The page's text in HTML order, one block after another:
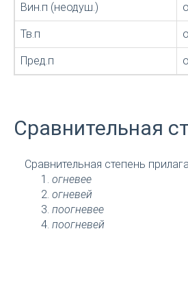
Вин.п (неодуш.)
Тв.п
Пред.п
Сравнительная
Сравнительная степень
огневее
огневей
поогневее
поогневей